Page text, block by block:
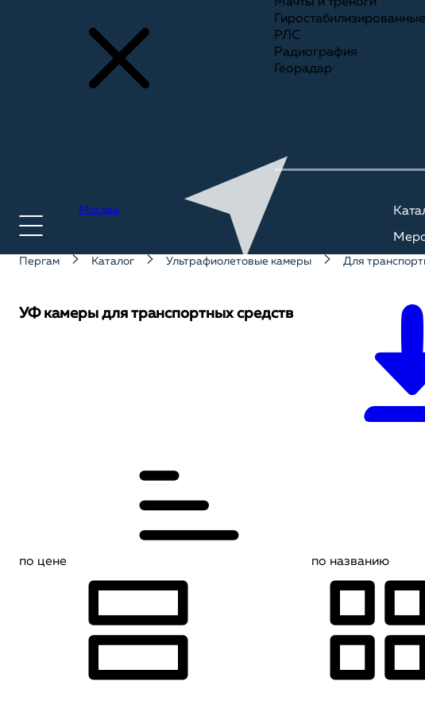
Москва
РЛС
Радиография
Георадар
Пергам Каталог Ультрафиолетовые камеры Для
УФ камеры для транспортных средств
по цене по названию